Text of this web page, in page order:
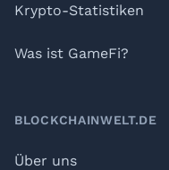
Krypto-Statistiken
Was ist GameFi?
BLOCKCHAINWELT.DE
Über uns